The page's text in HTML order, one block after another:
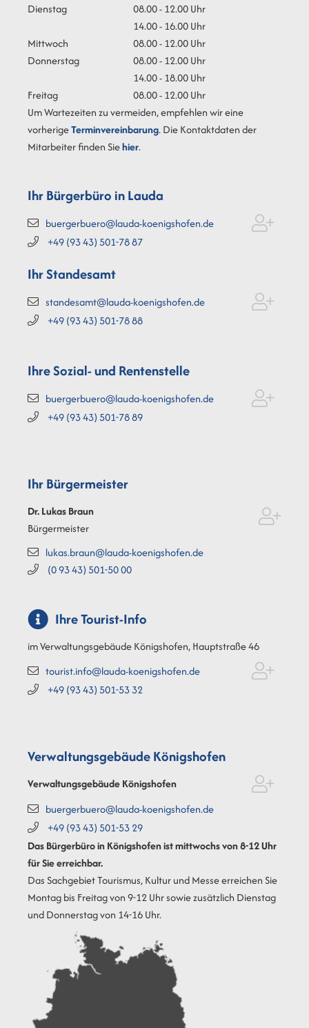
Dienstag
08.00 - 12.00 Uhr
14.00 - 16.00 Uhr
Mittwoch
08.00 - 12.00 Uhr
Donnerstag
08.00 - 12.00 Uhr
14.00 - 18.00 Uhr
Freitag
08.00 - 12.00 Uhr
Um Wartezeiten zu vermeiden, empfehlen wir eine
vorherigeTerminvereinbarung. Die Kontaktdaten der
Mitarbeiter finden Siehier.
Ihr Bürgerbüro in Lauda
buergerbuero@lauda-koenigshofen.de
+49 (9343) 501-7887
Ihr Standesamt
standesamt@lauda-koenigshofen.de
+49 (9343) 501-7888
Ihre Sozial- und Rentenstelle
buergerbuero@lauda-koenigshofen.de
+49 (9343) 501-7889
Ihr Bürgermeister
Dr. LukasBraun
Bürgermeister
lukas.braun@lauda-koenigshofen.de
(09343) 501-5000
Ihre Tourist-Info
im Verwaltungsgebäude Königshofen, Hauptstraße 46
tourist.info@lauda-koenigshofen.de
+49 (9343) 501-5332
Verwaltungsgebäude Königshofen
Verwaltungsgebäude Königshofen
buergerbuero@lauda-koenigshofen.de
+49 (9343) 501-5329
Das Bürgerbüro in Königshofen ist mittwochs von 8-12 Uhr
für Sie erreichbar.
Das Sachgebiet Tourismus, Kultur und Messe erreichen Sie
Montag bis Freitag von 9-12 Uhr sowie zusätzlich Dienstag
und Donnerstag von 14-16 Uhr.